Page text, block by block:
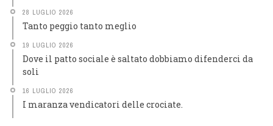
28 LUGLIO 2026
Tanto peggio tanto meglio
19 LUGLIO 2026
Dove il patto sociale è saltato dobbiamo difenderci da
soli
16 LUGLIO 2026
I maranza vendicatori delle crociate.